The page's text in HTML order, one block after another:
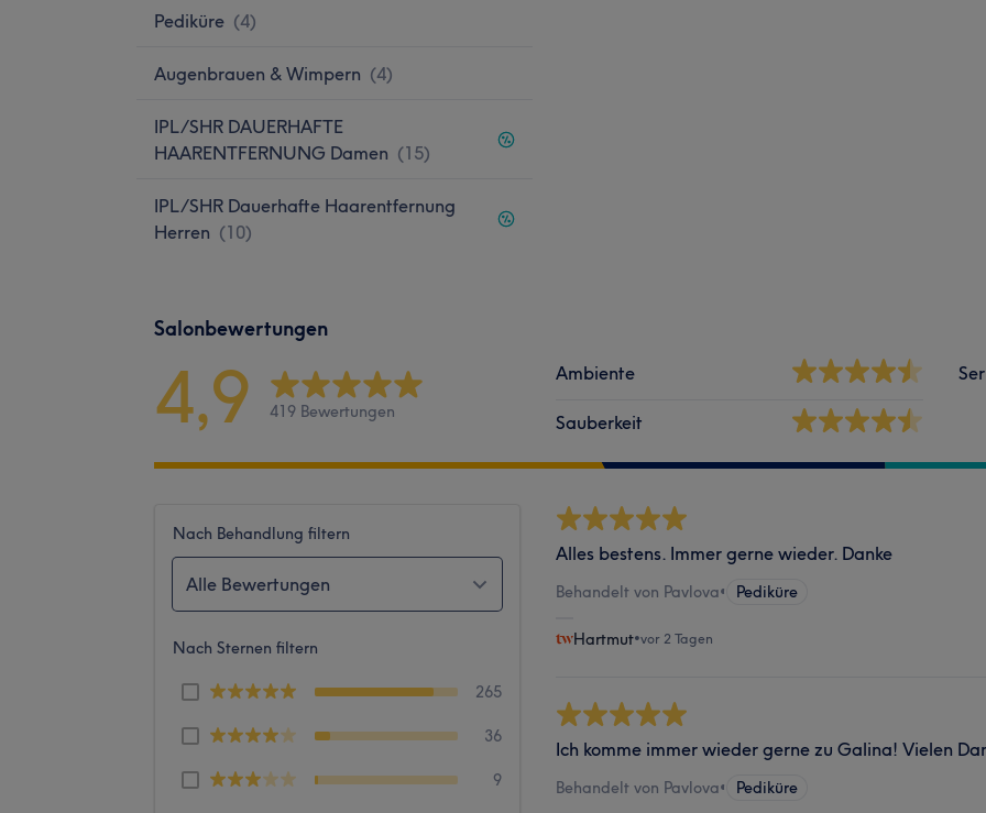
Pediküre (4)
Augenbrauen & Wimpern (4)
IPL/SHR DAUERHAFTE
HAARENTFERNUNG Damen (15)
IPL/SHR Dauerhafte Haarentfernung
Herren (10)
Salonbewertungen
4,9 419 Bewertungen
Ambiente
Sauberkeit
Nach Behandlung filtern
Alle Bewertungen
Nach Sternen filtern
265
36
9
Alles bestens. Immer gerne wieder. Danke
Behandelt von Pavlova• Pediküre
Hartmut•vor 2 Tagen
Ich komme immer wieder gerne zu Galina! Vielen
Behandelt von Pavlova• Pediküre